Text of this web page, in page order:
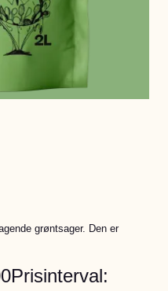
grøntsager. Den er
Prisinterval: